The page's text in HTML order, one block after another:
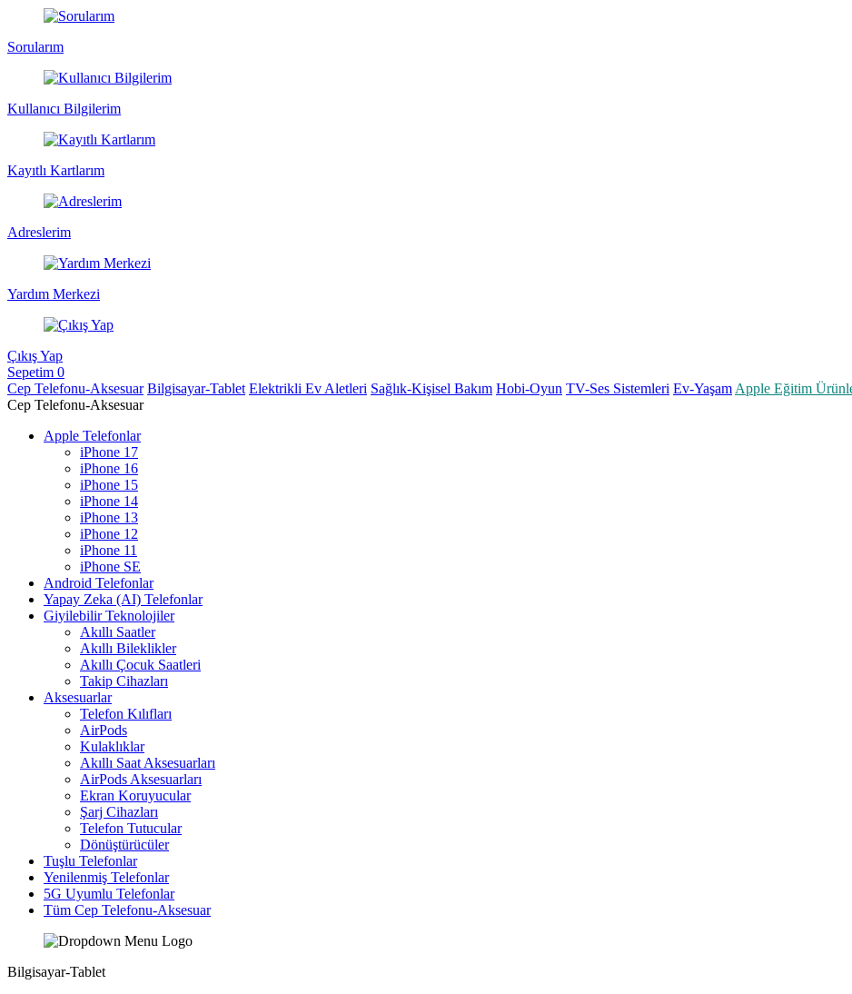
Sorularım
Kullanıcı Bilgilerim
Kayıtlı Kartlarım
Adreslerim
Yardım Merkezi
Çıkış Yap
Sepetim 0
Cep Telefonu-Aksesuar Bilgisayar-Tablet Elektrikli Ev Aletleri Sağlık-Kişisel Bakım Hobi-Oyun TV-Ses Sistemleri Ev-Yaşam Apple Eğitim
Cep Telefonu-Aksesuar
Apple Telefonlar
iPhone 17
iPhone 16
iPhone 15
iPhone 14
iPhone 13
iPhone 12
iPhone 11
iPhone SE
Android Telefonlar
Yapay Zeka (AI) Telefonlar
Giyilebilir Teknolojiler
Akıllı Saatler
Akıllı Bileklikler
Akıllı Çocuk Saatleri
Takip Cihazları
Aksesuarlar
Telefon Kılıfları
AirPods
Kulaklıklar
Akıllı Saat Aksesuarları
AirPods Aksesuarları
Ekran Koruyucular
Şarj Cihazları
Telefon Tutucular
Dönüştürücüler
Tuşlu Telefonlar
Yenilenmiş Telefonlar
5G Uyumlu Telefonlar
Tüm Cep Telefonu-Aksesuar
Bilgisayar-Tablet